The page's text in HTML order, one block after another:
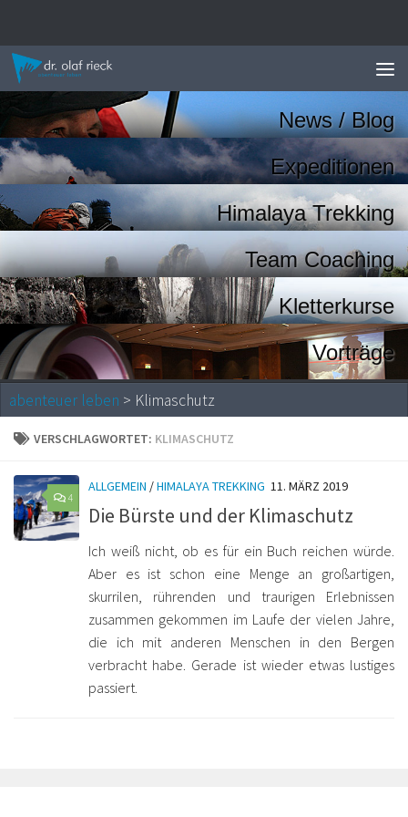
News / Blog
Expeditionen
Himalaya Trekking
Team Coaching
Kletterkurse
Vorträge
abenteuer leben > Klimaschutz
VERSCHLAGWORTET: KLIMASCHUTZ
4
ALLGEMEIN /HIMALAYA TREKKING 11. MÄRZ 2019
Die Bürste und der Klimaschutz
Ich weiß nicht, ob es für ein Buch reichen würde.
Aber es ist schon eine Menge an großartigen,
skurrilen, rührenden und traurigen Erlebnissen
zusammen gekommen im Laufe der vielen Jahre,
die ich mit anderen Menschen in den Bergen
verbracht habe. Gerade ist wieder etwas lustiges
passiert.